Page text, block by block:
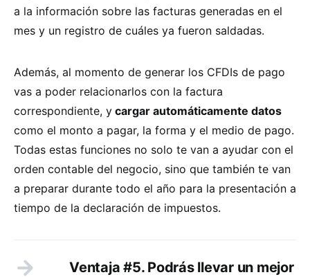
a la información sobre las facturas generadas en el
mes y un registro de cuáles ya fueron saldadas.
Además, al momento de generar los CFDIs de pago
vas a poder relacionarlos con la factura
correspondiente, y cargar automáticamente datos
como el monto a pagar, la forma y el medio de pago.
Todas estas funciones no solo te van a ayudar con el
orden contable del negocio, sino que también te van
a preparar durante todo el año para la presentación a
tiempo de la declaración de impuestos.
Ventaja #5. Podrás llevar un mejor